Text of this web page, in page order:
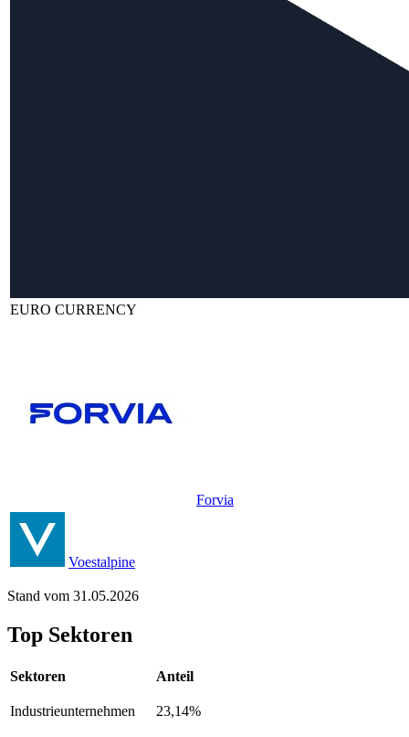
EURO CURRENCY
Forvia
Voestalpine
Stand vom 31.05.2026
Top Sektoren
Sektoren Anteil
Industrieunternehmen 23,14%